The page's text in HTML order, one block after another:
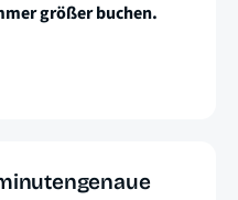
größer buchen.